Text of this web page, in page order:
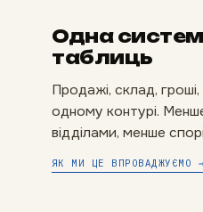
Одна
таблиць
Продажі, склад,
одному контурі.
відділами, менше
ЯК МИ ЦЕ ВПРОВАДЖУЄМО →